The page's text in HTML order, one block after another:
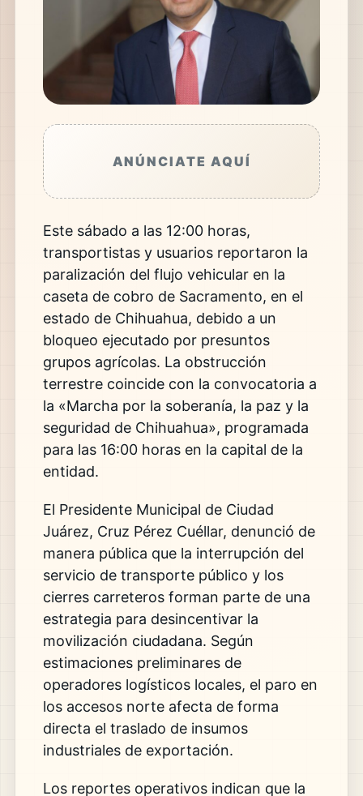
ANÚNCIATE AQUÍ
Este sábado a las 12:00 horas,
transportistas y usuarios reportaron la
paralización del flujo vehicular en la
caseta de cobro de Sacramento, en el
estado de Chihuahua, debido a un
bloqueo ejecutado por presuntos
grupos agrícolas. La obstrucción
terrestre coincide con la convocatoria a
la «Marcha por la soberanía, la paz y la
seguridad de Chihuahua», programada
para las 16:00 horas en la capital de la
entidad.
El Presidente Municipal de Ciudad
Juárez, Cruz Pérez Cuéllar, denunció de
manera pública que la interrupción del
servicio de transporte público y los
cierres carreteros forman parte de una
estrategia para desincentivar la
movilización ciudadana. Según
estimaciones preliminares de
operadores logísticos locales, el paro en
los accesos norte afecta de forma
directa el traslado de insumos
industriales de exportación.
Los reportes operativos indican que la